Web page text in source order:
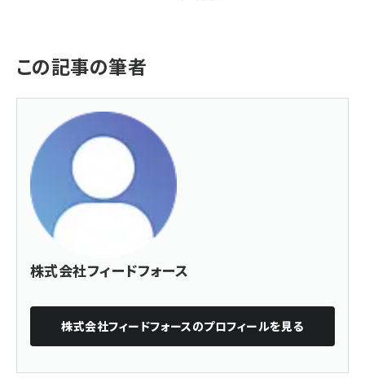
この記事の筆者
株式会社フィードフォース
株式会社フィードフォースのプロフィールを見る